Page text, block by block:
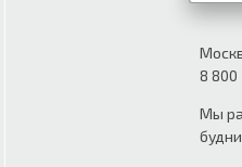
8 800
Мы
будни